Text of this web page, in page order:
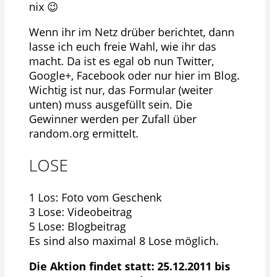
nix 😉
Wenn ihr im Netz drüber berichtet, dann
lasse ich euch freie Wahl, wie ihr das
macht. Da ist es egal ob nun Twitter,
Google+, Facebook oder nur hier im Blog.
Wichtig ist nur, das Formular (weiter
unten) muss ausgefüllt sein. Die
Gewinner werden per Zufall über
random.org ermittelt.
LOSE
1 Los: Foto vom Geschenk
3 Lose: Videobeitrag
5 Lose: Blogbeitrag
Es sind also maximal 8 Lose möglich.
Die Aktion findet statt: 25.12.2011 bis